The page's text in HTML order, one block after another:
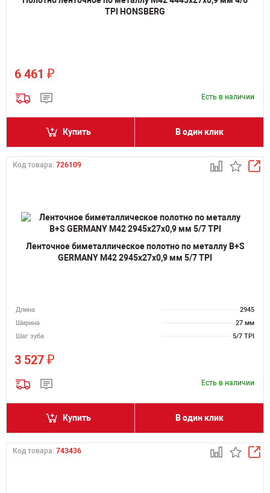
TPI HONSBERG
6 461 ₽
Есть в наличии
Купить В один клик
Код товара: 726109
Ленточное биметаллическое полотно по металлу B+S
GERMANY M42 2945х27х0,9 мм 5/7 TPI
Длина
2945
Ширина
27 мм
Шаг зуба
5/7 TPI
3 527 ₽
Есть в наличии
Купить В один клик
Код товара: 743436